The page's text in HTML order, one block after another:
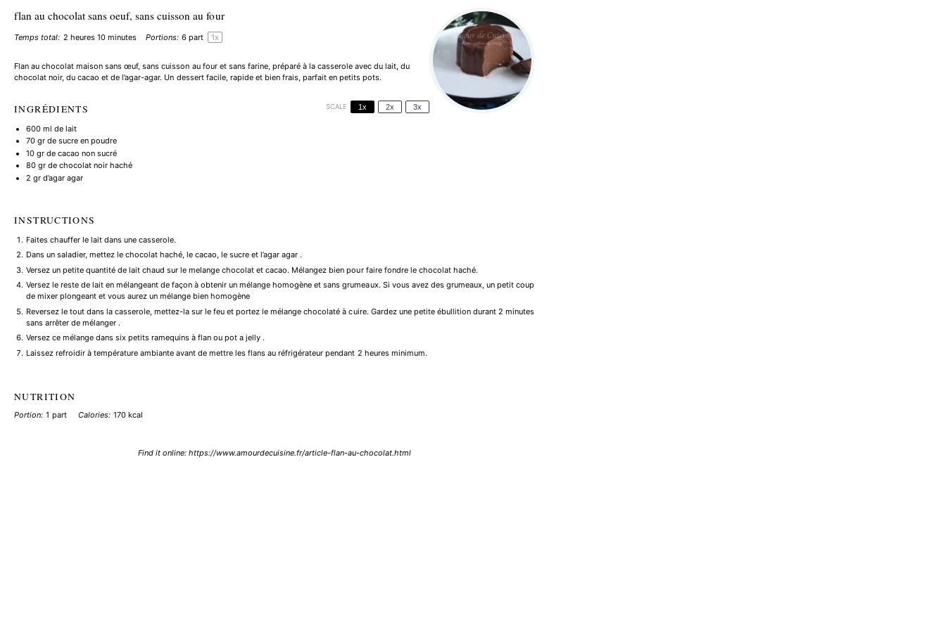
flan au chocolat sans oeuf, sans cuisson au four
Temps total: 2 heures 10 minutes Portions: 6 part 1x
Flan au chocolat maison sans œuf, sans cuisson au four et sans farine, préparé à la casserole avec du lait, du
chocolat noir, du cacao et de l’agar-agar. Un dessert facile, rapide et bien frais, parfait en petits pots.
INGRÉDIENTS SCALE 1x 2x 3x
600ml de lait
70gr de sucre en poudre
10gr de cacao non sucré
80gr de chocolat noir haché
2 gr d’agar agar
INSTRUCTIONS
Faites chauffer le lait dans une casserole.
Dans un saladier, mettez le chocolat haché, le cacao, le sucre et l’agar agar .
Versez un petite quantité de lait chaud sur le melange chocolat et cacao. Mélangez bien pour faire fondre le chocolat haché.
Versez le reste de lait en mélangeant de façon à obtenir un mélange homogène et sans grumeaux. Si vous avez des grumeaux, un petit coup
de mixer plongeant et vous aurez un mélange bien homogène
Reversez le tout dans la casserole, mettez-la sur le feu et portez le mélange chocolaté à cuire. Gardez une petite ébullition durant 2 minutes
sans arrêter de mélanger .
Versez ce mélange dans six petits ramequins à flan ou pot a jelly .
Laissez refroidir à température ambiante avant de mettre les flans au réfrigérateur pendant 2 heures minimum.
NUTRITION
Portion: 1 part Calories: 170 kcal
Find it online: https://www.amourdecuisine.fr/article-flan-au-chocolat.html